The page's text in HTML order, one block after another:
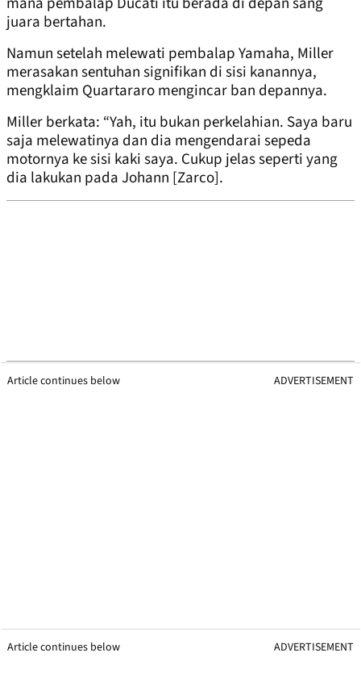
juara bertahan.
Namun setelah melewati pembalap Yamaha, Miller
merasakan sentuhan signifikan di sisi kanannya,
mengklaim Quartararo mengincar ban depannya.
Miller berkata: “Yah, itu bukan perkelahian. Saya baru
saja melewatinya dan dia mengendarai sepeda
motornya ke sisi kaki saya. Cukup jelas seperti yang
dia lakukan pada Johann [Zarco].
Article continues below ADVERTISEMENT
Article continues below ADVERTISEMENT